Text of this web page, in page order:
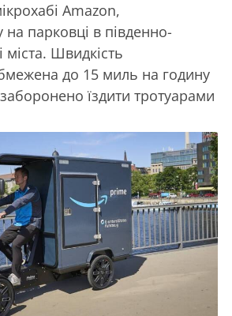
Amazon,
парковці в південно-
міста. Швидкість
до 15 миль на годину
їздити тротуарами